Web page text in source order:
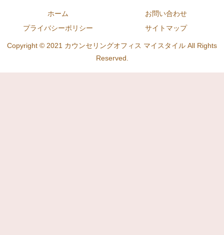
ホーム
お問い合わせ
プライバシーポリシー
サイトマップ
Copyright © 2021 カウンセリングオフィス マイスタイル All Rights
Reserved.